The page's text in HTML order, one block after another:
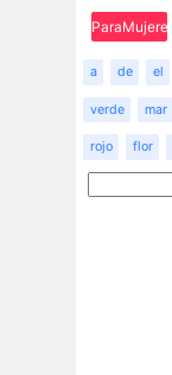
ParaMujeres
a de el
verde mar
rojo flor